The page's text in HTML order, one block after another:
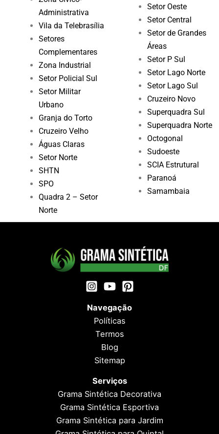
Administrativa
Vila da Telebrasília
Setores
Complementares
Zona Industrial
Setor Policial Sul
Setor Militar
Urbano
Granja do Torto
Cruzeiro Velho
Águas Claras
Setor Norte
SHTN
SPO
Quadra 2 – Setor
Norte
Setor Oeste
Setor Central
Setor de Grandes
Áreas
Setor P Sul
Setor Lago Norte
Setor Lago Sul
Cruzeiro Novo
Superquadra Sul
Superquadra Norte
Octogonal
Sudoeste
SCIA Estrutural
Paranoá
Samambaia
Navegação
Políticas
Termos
Blog
Sitemap
Serviços
Grama Sintética Decorativa
Grama Sintética Esportiva
Grama Sintética para Jardim